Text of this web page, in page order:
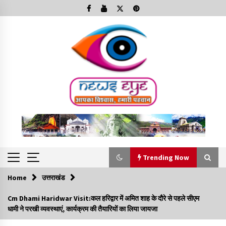
to
Trending Now
Trending Now
Minorities Rights Day : विश्व अल्पसंख्यक अधिकार दिवस
कार्यक्रम में शामिल हुए सीएम,आधुनिक मदरसों का नाम अब्दुल कलाम के नाम
Home उत्तराखंड
Cm Dhami Haridwar Visit:कल हरिद्वार में अमित शाह के दौरे से पहले सीएम
धामी ने परखी व्यवस्थाएं, कार्यक्रम की तैयारियों का लिया जायजा